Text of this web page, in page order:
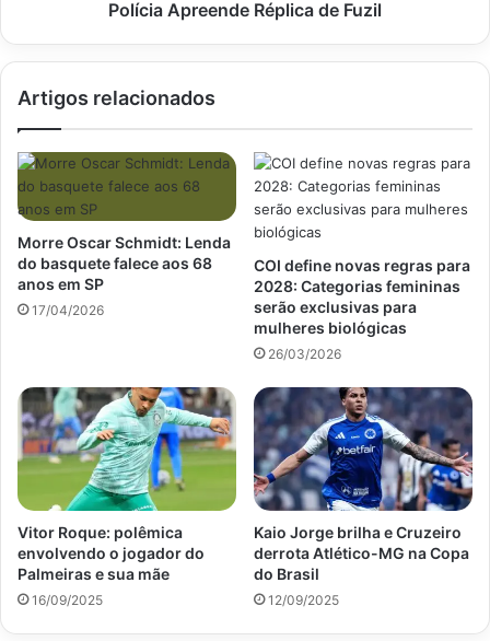
Polícia Apreende Réplica de Fuzil
Artigos relacionados
Morre Oscar Schmidt: Lenda
do basquete falece aos 68
anos em SP
17/04/2026
COI define novas regras para
2028: Categorias femininas
serão exclusivas para
mulheres biológicas
26/03/2026
Vitor Roque: polêmica
envolvendo o jogador do
Palmeiras e sua mãe
16/09/2025
Kaio Jorge brilha e Cruzeiro
derrota Atlético-MG na Copa
do Brasil
12/09/2025